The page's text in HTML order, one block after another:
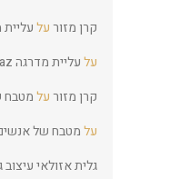
קרן מזורעל
עלעליית מדרגה
קרן מזורעלמטבח
עלמטבח של
גלית אזולאי עיצוב